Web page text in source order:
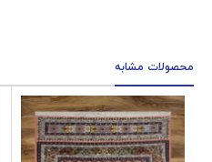
محصولات مشابه